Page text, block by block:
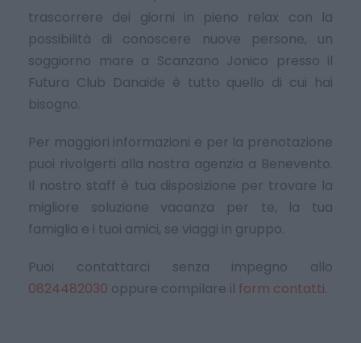
trascorrere dei giorni in pieno relax con la
possibilità di conoscere nuove persone, un
soggiorno mare a Scanzano Jonico presso il
Futura Club Danaide è tutto quello di cui hai
bisogno.
Per maggiori informazioni e per la prenotazione
puoi rivolgerti alla nostra agenzia a Benevento.
Il nostro staff è tua disposizione per trovare la
migliore soluzione vacanza per te, la tua
famiglia e i tuoi amici, se viaggi in gruppo.
Puoi contattarci senza impegno allo
0824482030 oppure compilare il form contatti.